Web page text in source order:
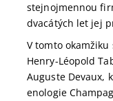
stejnojmennou
dvacátých let jej
V tomto
Henry-Léopold
Auguste Devaux,
enologie